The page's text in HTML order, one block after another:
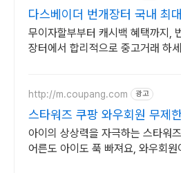
다스베이더 번개장터 국내 최
랜드 중고거래
무이자할부부터 캐시백 혜택까지,
장터에서 합리적으로 중고거래 하
드
http://m.coupang.com 광고
스타워즈 쿠팡 와우회원 무제
아이의 상상력을 자극하는 스타워
어른도 아이도 푹 빠져요, 와우회